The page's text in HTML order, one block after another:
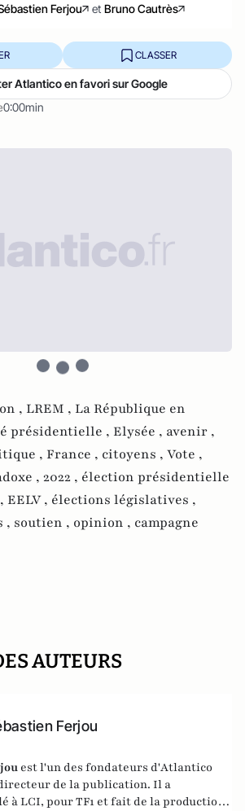
Ferjou et Bruno Cautrès
0:00min
CLASSER
Atlantico en favori sur Google
, LREM , La République en
présidentielle , Elysée , avenir ,
, France , citoyens , Vote ,
, 2022 , élection présidentielle
EELV , élections législatives ,
, soutien , opinion , campagne
AUTEURS
Ferjou
est l'un des fondateurs d'Atlantico
de la publication. Il a
à LCI, pour TF1 et fait de la production